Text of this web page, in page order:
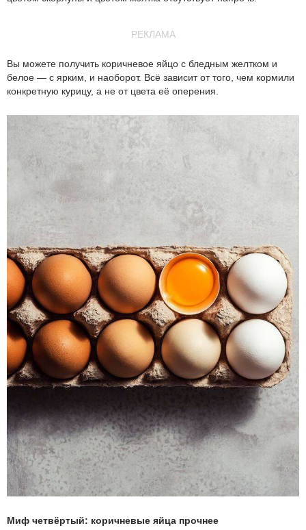
РЕКЛАМА
Вы можете получить коричневое яйцо с бледным желтком и
белое — с ярким, и наоборот. Всё зависит от того, чем кормили
конкретную курицу, а не от цвета её оперения.
Миф четвёртый: коричневые яйца прочнее